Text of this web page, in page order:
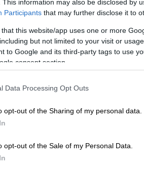
This information may also be disclosed by
Participants that may further disclose it to
that this website/app uses one or more
but not limited to your visit or
to Google and its third-party tags to use
consent section.
Data Processing Opt Outs
opt-out of the Sharing of my personal data.
opt-out of the Sale of my Personal Data.
βρίσκονται σε
ακριβώς από αυτή μας την